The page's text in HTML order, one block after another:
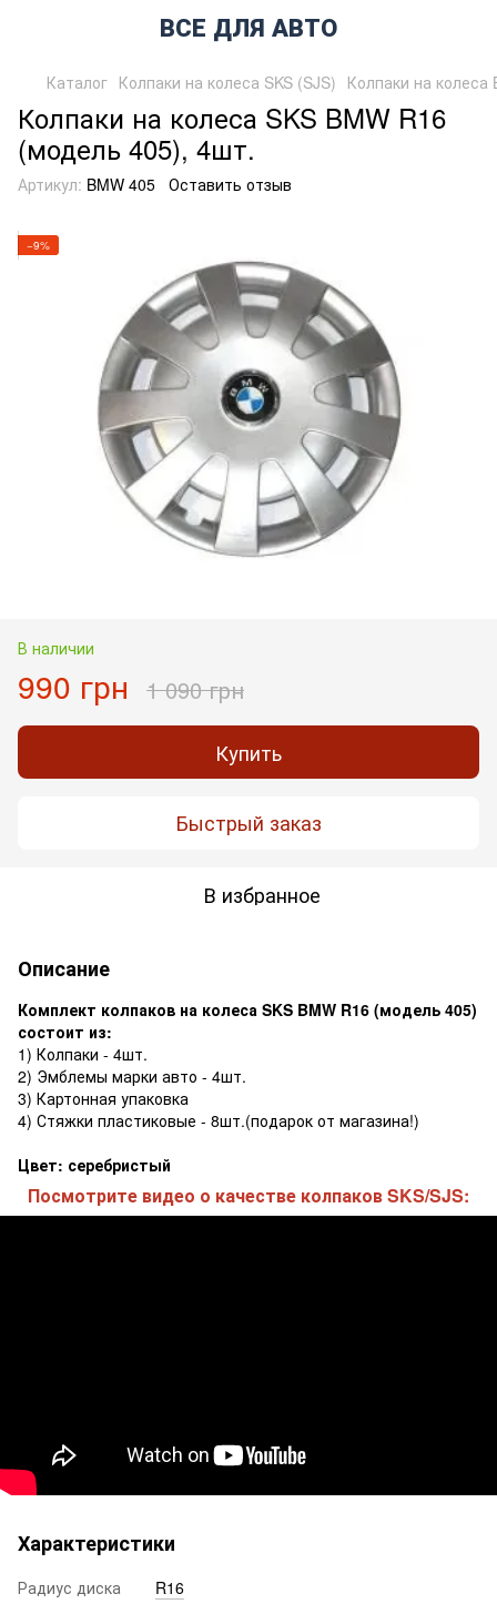
ВСЕ ДЛЯ АВТО
Каталог Колпаки на колеса SKS (SJS) Колпаки на колеса
Колпаки на колеса SKS BMW R16
(модель 405), 4шт.
Артикул: BMW 405 Оставить отзыв
−9%
В наличии
990 грн 1 090 грн
Купить
Быстрый заказ
В избранное
Описание
Комплект колпаков на колеса SKS BMW R16 (модель 405)
состоит из:
1) Колпаки - 4шт.
2) Эмблемы марки авто - 4шт.
3) Картонная упаковка
4) Стяжки пластиковые - 8шт.(подарок от магазина!)
Цвет: серебристый
Посмотрите видео о качестве колпаков SKS/SJS:
Характеристики
Радиус диска
R16